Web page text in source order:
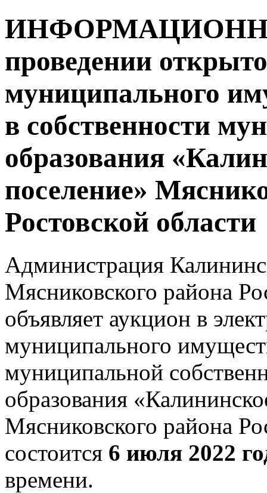
проведении
муниципального
в собственности
образования
поселение»
Ростовской области
Администрация
Мясниковского района
объявляет аукцион в
муниципального
муниципальной
образования
Мясниковского района
состоится 6 июля 2022
времени.